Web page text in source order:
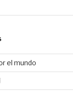
el mundo